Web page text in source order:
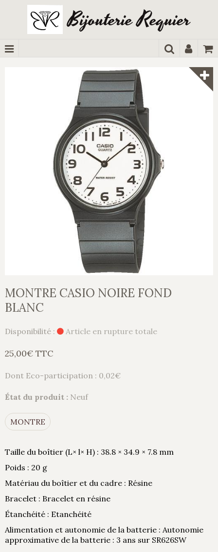
Bijouterie Requier
MONTRE CASIO NOIRE FOND
BLANC
Disponibilité : Article en rupture totale
25,00€ TTC
Dont Eco-participation : 0,02€
État du produit : Neuf
MONTRE
Taille du boîtier (L× l× H) : 38.8 × 34.9 × 7.8 mm
Poids : 20 g
Matériau du boîtier et du cadre : Résine
Bracelet : Bracelet en résine
Étanchéité : Etanchéité
Alimentation et autonomie de la batterie : Autonomie
approximative de la batterie : 3 ans sur SR626SW